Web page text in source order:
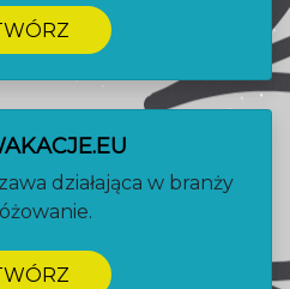
działająca w branży